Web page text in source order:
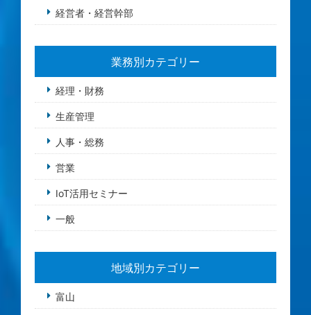
経営者・経営幹部
業務別カテゴリー
経理・財務
生産管理
人事・総務
営業
IoT活用セミナー
一般
地域別カテゴリー
富山